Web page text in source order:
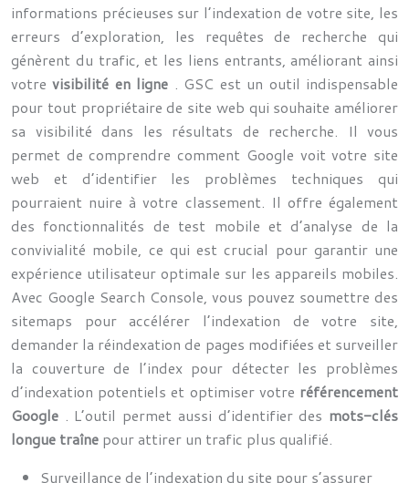
informations précieuses sur l’indexation de votre site, les
erreurs d’exploration, les requêtes de recherche qui
génèrent du trafic, et les liens entrants, améliorant ainsi
votrevisibilité en ligne . GSC est un outil indispensable
pour tout propriétaire de site web qui souhaite améliorer
sa visibilité dans les résultats de recherche. Il vous
permet de comprendre comment Google voit votre site
web et d’identifier les problèmes techniques qui
pourraient nuire à votre classement. Il offre également
des fonctionnalités de test mobile et d’analyse de la
convivialité mobile, ce qui est crucial pour garantir une
expérience utilisateur optimale sur les appareils mobiles.
Avec Google Search Console, vous pouvez soumettre des
sitemaps pour accélérer l’indexation de votre site,
demander la réindexation de pages modifiées et surveiller
la couverture de l’index pour détecter les problèmes
d’indexation potentiels et optimiser votre référencement
Google . L’outil permet aussi d’identifier des mots-clés
longue traîne pour attirer un trafic plus qualifié.
Surveillance de l’indexation du site pour s’assurer